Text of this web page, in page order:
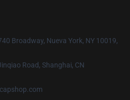
Broadway, Nueva York, NY 10019,
Road, Shanghai, CN